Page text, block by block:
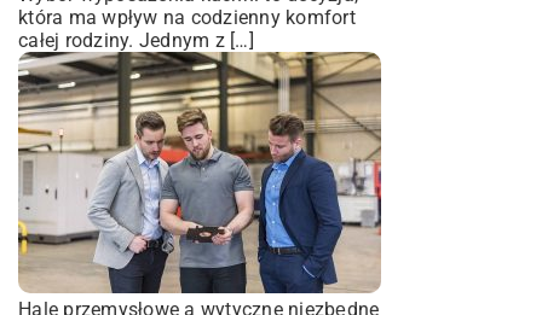
która ma wpływ na codzienny komfort
całej rodziny. Jednym z […]
Hale przemysłowe a wytyczne niezbędne